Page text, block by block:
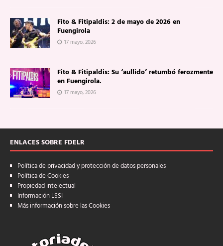
Fito & Fitipaldis: 2 de mayo de 2026 en
Fuengirola
17 mayo, 2026
Fito & Fitipaldis: Su ‘aullido’ retumbó ferozmente
en Fuengirola.
17 mayo, 2026
ENLACES SOBRE FDELR
Política de privacidad y protección de datos personales
Política de Cookies
Propiedad intelectual
Información LSSI
Más información sobre las Cookies